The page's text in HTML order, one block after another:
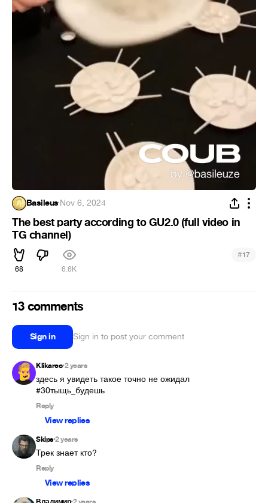
Basileus·Nov 6, 2024
The best party according to GU2.0 (full video in
TG channel)
68 6.6K
#17
13 comments
Sign in Sign in to post your comment
Klikareo•2 years
здесь я увидеть такое точно не ожидал
#30тыщь_будешь
Reply
View replies
Skips•2 years
Трек знает кто?
Reply
View replies
•